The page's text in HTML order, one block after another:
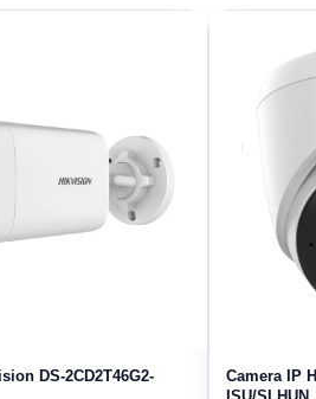
DS-2CD2T46G2-
Camera IP